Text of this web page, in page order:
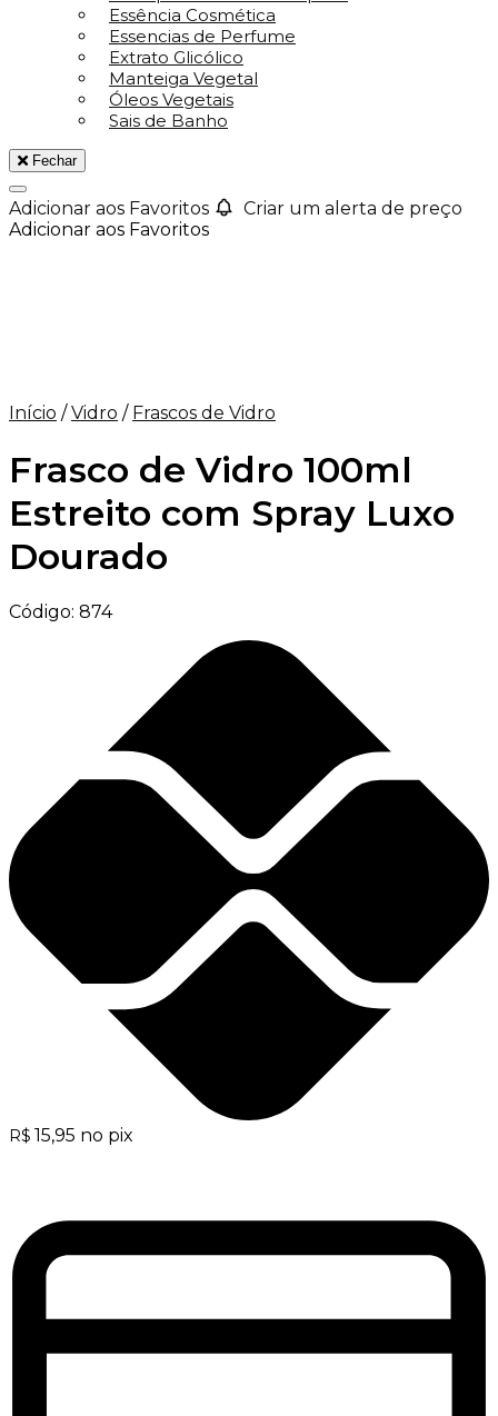
Essência Cosmética
Essencias de Perfume
Extrato Glicólico
Manteiga Vegetal
Óleos Vegetais
Sais de Banho
Fechar
Adicionar aos Favoritos
Criar um alerta de preço
Adicionar aos Favoritos
Início / Vidro / Frascos de Vidro
Frasco de Vidro 100ml
Estreito com Spray Luxo
Dourado
Código: 874
R$ 15,95 no pix